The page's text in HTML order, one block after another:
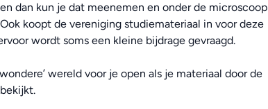
dan kun je dat meenemen en onder de microscoop
koopt de vereniging studiemateriaal in voor deze
wordt soms een kleine bijdrage gevraagd.
wereld voor je open als je materiaal door de